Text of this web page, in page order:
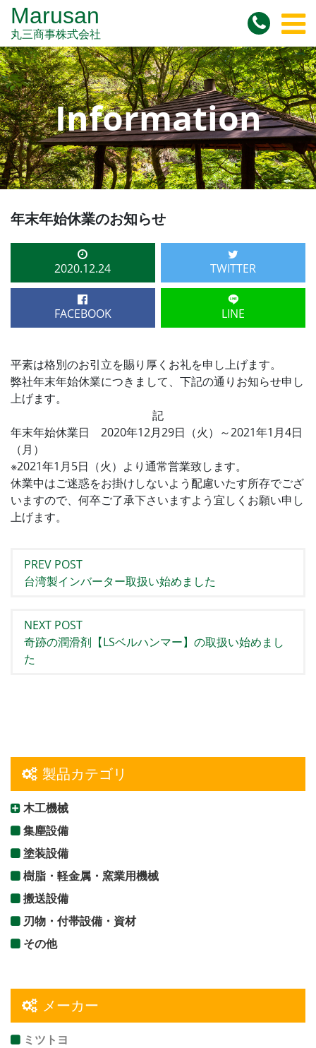
Marusan
丸三商事株式会社
Information
年末年始休業のお知らせ
2020.12.24 TWITTER
FACEBOOK LINE
平素は格別のお引立を賜り厚くお礼を申し上げます。
弊社年末年始休業につきまして、下記の通りお知らせ申し
上げます。
記
年末年始休業日 2020年12月29日（火）～2021年1月4日
（月）
※2021年1月5日（火）より通常営業致します。
休業中はご迷惑をお掛けしないよう配慮いたす所存でござ
いますので、何卒ご了承下さいますよう宜しくお願い申し
上げます。
PREV POST
台湾製インバーター取扱い始めました
NEXT POST
奇跡の潤滑剤【LSベルハンマー】の取扱い始めまし
た
製品カテゴリ
木工機械
集塵設備
塗装設備
樹脂・軽金属・窯業用機械
搬送設備
刃物・付帯設備・資材
その他
メーカー
ミツトヨ